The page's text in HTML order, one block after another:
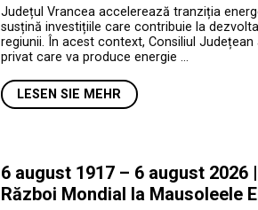
Județul Vrancea accelerează tranziția
susțină investițiile care contribuie la
regiunii. În acest context, Consiliul
privat care va produce energie …
LESEN SIE MEHR
6 august 1917 – 6 august 2026
Război Mondial la Mausoleele